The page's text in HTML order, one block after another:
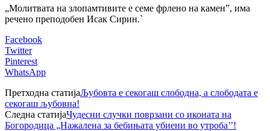
„Молитвата на злопамтивите е семе фрлено на камен”, има
речено преподобен Исак Сирин.`
Facebook
Twitter
Pinterest
WhatsApp
Претходна статијаЉубовта е секогаш слободна, а слободата е
секогаш љубовна!
Следна статијаЧудесни случки поврзани со иконата на
Богородица „Нажалена за бебињата убиени во утроба’’!